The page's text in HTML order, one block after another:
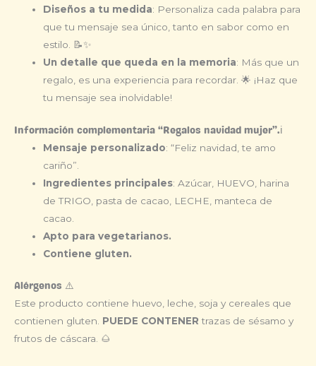
Diseños a tu medida: Personaliza cada palabra para
que tu mensaje sea único, tanto en sabor como en
estilo. 📝✨
Un detalle que queda en la memoria: Más que un
regalo, es una experiencia para recordar. 🌟 ¡Haz que
tu mensaje sea inolvidable!
Información complementaria “Regalos navidad mujer”.ℹ️
Mensaje personalizado: “Feliz navidad, te amo
cariño”.
Ingredientes principales: Azúcar, HUEVO, harina
de TRIGO, pasta de cacao, LECHE, manteca de
cacao.
Apto para vegetarianos.
Contiene gluten.
Alérgenos ⚠️
Este producto contiene huevo, leche, soja y cereales que
contienen gluten. PUEDE CONTENER trazas de sésamo y
frutos de cáscara. 🌰